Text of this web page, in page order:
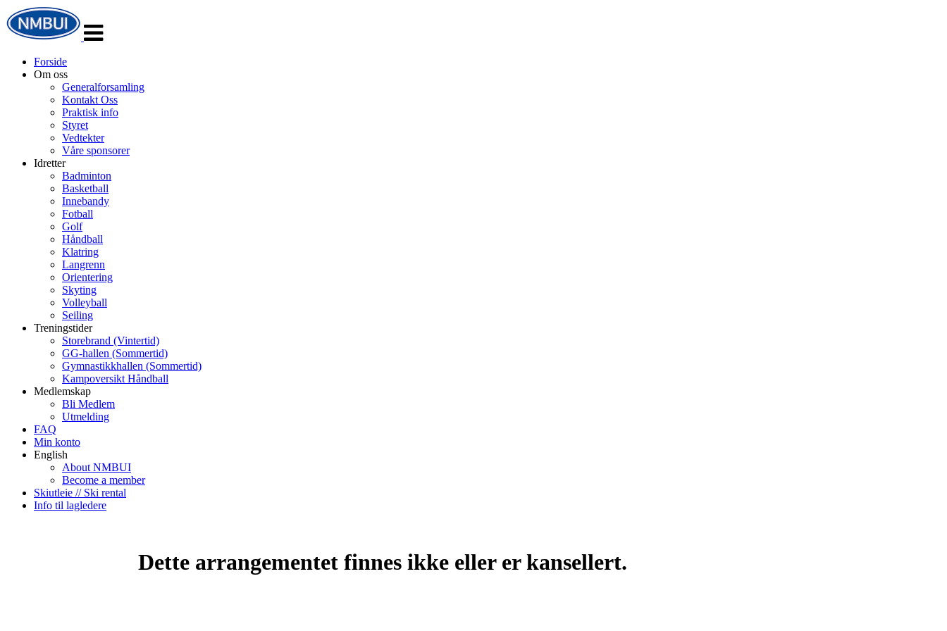
navigasjon
Forside
Om oss
Generalforsamling
Kontakt Oss
Praktisk info
Styret
Vedtekter
Våre sponsorer
Idretter
Badminton
Basketball
Innebandy
Fotball
Golf
Håndball
Klatring
Langrenn
Orientering
Skyting
Volleyball
Seiling
Treningstider
Storebrand (Vintertid)
GG-hallen (Sommertid)
Gymnastikkhallen (Sommertid)
Kampoversikt Håndball
Medlemskap
Bli Medlem
Utmelding
FAQ
Min konto
English
About NMBUI
Become a member
Skiutleie // Ski rental
Info til lagledere
Dette arrangementet finnes ikke eller er kansellert.